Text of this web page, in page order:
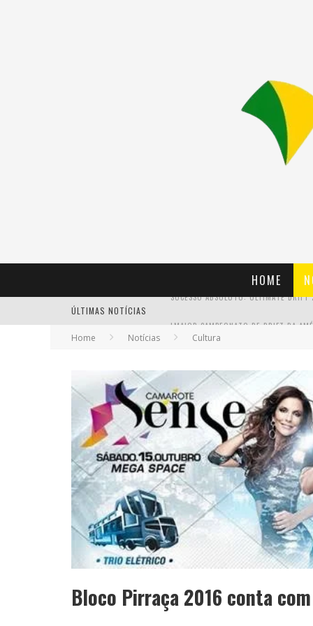
HOME
ÚLTIMAS NOTÍCIAS
EM ABRIL, BOULEVARD SHOPPING BH
Home Notícias Cultura
Bloco Pirraça 2016 conta